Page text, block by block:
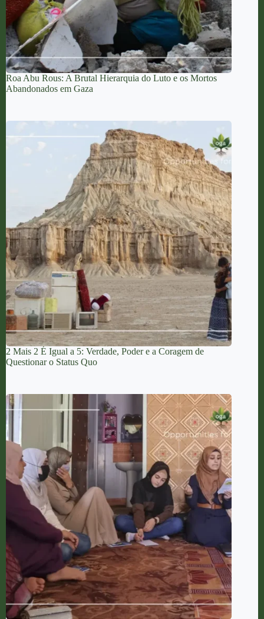
Roa Abu Rous: A Brutal Hierarquia do Luto e os Mortos
Abandonados em Gaza
2 Mais 2 É Igual a 5: Verdade, Poder e a Coragem de
Questionar o Status Quo